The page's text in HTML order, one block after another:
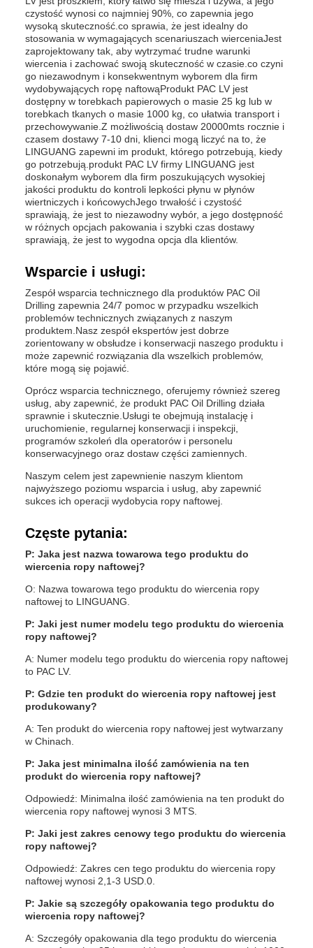
czystość wynosi co najmniej 90%, co zapewnia jego
wysoką skuteczność.co sprawia, że jest idealny do
stosowania w wymagających scenariuszach wierceniaJest
zaprojektowany tak, aby wytrzymać trudne warunki
wiercenia i zachować swoją skuteczność w czasie.co czyni
go niezawodnym i konsekwentnym wyborem dla firm
wydobywających ropę naftowąProdukt PAC LV jest
dostępny w torebkach papierowych o masie 25 kg lub w
torebkach tkanych o masie 1000 kg, co ułatwia transport i
przechowywanie.Z możliwością dostaw 20000mts rocznie i
czasem dostawy 7-10 dni, klienci mogą liczyć na to, że
LINGUANG zapewni im produkt, którego potrzebują, kiedy
go potrzebują.produkt PAC LV firmy LINGUANG jest
doskonałym wyborem dla firm poszukujących wysokiej
jakości produktu do kontroli lepkości płynu w płynów
wiertniczych i końcowychJego trwałość i czystość
sprawiają, że jest to niezawodny wybór, a jego dostępność
w różnych opcjach pakowania i szybki czas dostawy
sprawiają, że jest to wygodna opcja dla klientów.
Wsparcie i usługi:
Zespół wsparcia technicznego dla produktów PAC Oil
Drilling zapewnia 24/7 pomoc w przypadku wszelkich
problemów technicznych związanych z naszym
produktem.Nasz zespół ekspertów jest dobrze
zorientowany w obsłudze i konserwacji naszego produktu i
może zapewnić rozwiązania dla wszelkich problemów,
które mogą się pojawić.
Oprócz wsparcia technicznego, oferujemy również szereg
usług, aby zapewnić, że produkt PAC Oil Drilling działa
sprawnie i skutecznie.Usługi te obejmują instalację i
uruchomienie, regularnej konserwacji i inspekcji,
programów szkoleń dla operatorów i personelu
konserwacyjnego oraz dostaw części zamiennych.
Naszym celem jest zapewnienie naszym klientom
najwyższego poziomu wsparcia i usług, aby zapewnić
sukces ich operacji wydobycia ropy naftowej.
Częste pytania:
P: Jaka jest nazwa towarowa tego produktu do
wiercenia ropy naftowej?
O: Nazwa towarowa tego produktu do wiercenia ropy
naftowej to LINGUANG.
P: Jaki jest numer modelu tego produktu do wiercenia
ropy naftowej?
A: Numer modelu tego produktu do wiercenia ropy naftowej
to PAC LV.
P: Gdzie ten produkt do wiercenia ropy naftowej jest
produkowany?
A: Ten produkt do wiercenia ropy naftowej jest wytwarzany
w Chinach.
P: Jaka jest minimalna ilość zamówienia na ten
produkt do wiercenia ropy naftowej?
Odpowiedź: Minimalna ilość zamówienia na ten produkt do
wiercenia ropy naftowej wynosi 3 MTS.
P: Jaki jest zakres cenowy tego produktu do wiercenia
ropy naftowej?
Odpowiedź: Zakres cen tego produktu do wiercenia ropy
naftowej wynosi 2,1-3 USD.0.
P: Jakie są szczegóły opakowania tego produktu do
wiercenia ropy naftowej?
A: Szczegóły opakowania dla tego produktu do wiercenia